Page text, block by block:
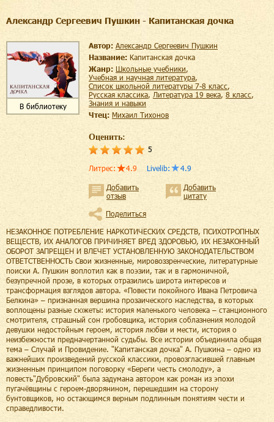
Александр Сергеевич Пушкин - Капитанская дочка
В библиотеку
Автор: Александр Сергеевич Пушкин
Название: Капитанская дочка
Жанр:
школьные учебники,
учебная и научная литература,
список школьной литературы 7-8 класс,
русская классика, литература 19 века, 8 класс,
знания и навыки
Чтец:
Михаил Тихонов
Оценить:
5
Литрес: 4.9 Livelib: 4.9
Добавить
отзыв
Добавить
цитату
Поделиться
НЕЗАКОННОЕ ПОТРЕБЛЕНИЕ НАРКОТИЧЕСКИХ СРЕДСТВ, ПСИХОТРОПНЫХ
ВЕЩЕСТВ, ИХ АНАЛОГОВ ПРИЧИНЯЕТ ВРЕД ЗДОРОВЬЮ, ИХ НЕЗАКОННЫЙ
ОБОРОТ ЗАПРЕЩЕН И ВЛЕЧЕТ УСТАНОВЛЕННУЮ ЗАКОНОДАТЕЛЬСТВОМ
ОТВЕТСТВЕННОСТЬ Свои жизненные, мировоззренческие, литературные
поиски А. Пушкин воплотил как в поэзии, так и в гармоничной,
безупречной прозе, в которых отразились широта интересов и
трансформация взглядов автора. «Повести покойного Ивана Петровича
Белкина» – признанная вершина прозаического наследства, в которых
воплощены разные сюжеты: история маленького человека – станционного
смотрителя, страшный сон гробовщика, история соблазнения молодой
девушки недостойным героем, история любви и мести, история о
неизбежности предначертанной судьбы. Все истории объединила общая
тема – Случай и Провидение. "Капитанская дочка" А. Пушкина – одно из
важнейших произведений русской классики, провозгласившей главным
жизненным принципом поговорку «Береги честь смолоду», а
повесть"Дубровский" была задумана автором как роман из эпохи
пугачёвщины с героем-дворянином, перешедшим на сторону
бунтовщиков, но остающимся верным подлинным понятиям чести и
справедливости.